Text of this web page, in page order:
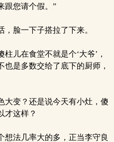
跟您请个假。”
脸一下子搭拉了下来。
儿在食堂不就是个‘大爷’，
是多数交给了底下的厨师，
变？还是说今天有小灶，傻
才这样？
法几率大的多，正当李守良